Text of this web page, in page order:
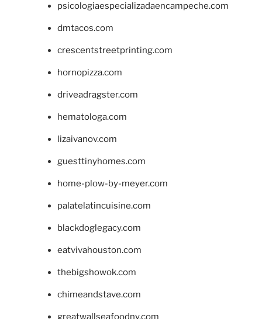
psicologiaespecializadaencampeche.com
dmtacos.com
crescentstreetprinting.com
hornopizza.com
driveadragster.com
hematologa.com
lizaivanov.com
guesttinyhomes.com
home-plow-by-meyer.com
palatelatincuisine.com
blackdoglegacy.com
eatvivahouston.com
thebigshowok.com
chimeandstave.com
greatwallseafoodny.com